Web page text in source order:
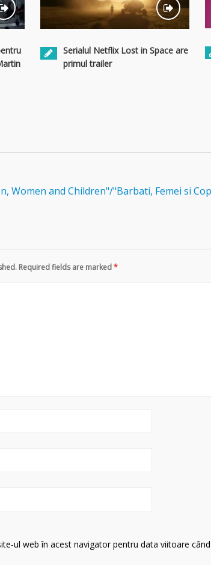
Serialul Netflix Lost in Space are
primul trailer
Women and Children"/"Barbati, Femei si
Required fields are marked*
ul web în acest navigator pentru data viitoare